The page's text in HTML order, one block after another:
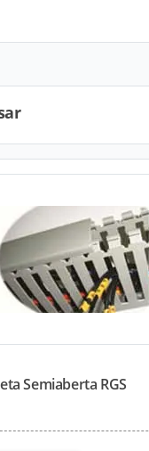
Semiaberta RGS